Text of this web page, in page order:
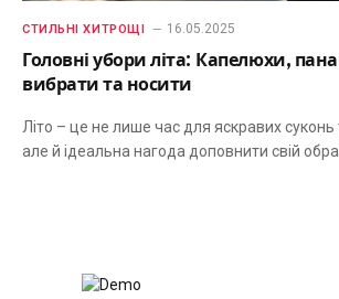
СТИЛЬНІ ХИТРОЩІ 16.05.2025
Головні убори літа: Капелюхи,
вибрати та носити
Літо – це не лише час для яскравих суконь
але й ідеальна нагода доповнити свій